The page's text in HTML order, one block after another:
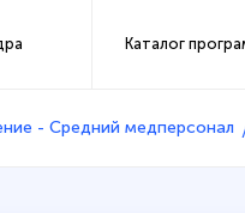
Каталог
- Средний медперсонал